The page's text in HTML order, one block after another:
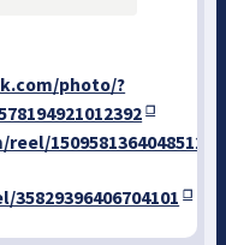
photo/?
1509581364048512